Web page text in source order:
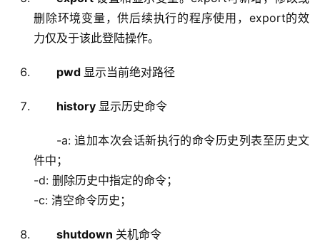
删除环境变量，供后续执行的程序使用，export的效
力仅及于该此登陆操作。
pwd 显示当前绝对路径
history 显示历史命令
-a: 追加本次会话新执行的命令历史列表至历史文
件中；
-d: 删除历史中指定的命令；
-c: 清空命令历史；
shutdown 关机命令